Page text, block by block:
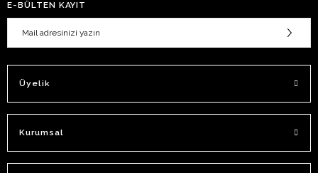
E-BÜLTEN KAYIT
Üyelik
Kurumsal